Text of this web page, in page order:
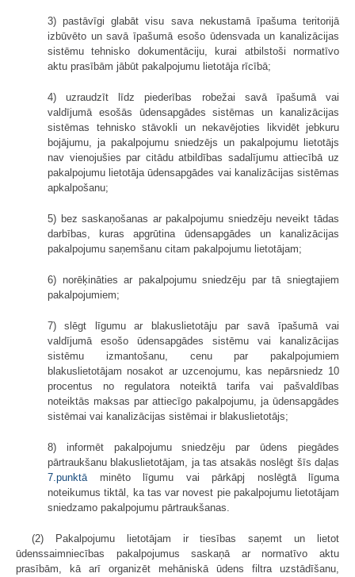
3) pastāvīgi glabāt visu sava nekustamā īpašuma teritorijā
izbūvēto un savā īpašumā esošo ūdensvada un kanalizācijas
sistēmu tehnisko dokumentāciju, kurai atbilstoši normatīvo
aktu prasībām jābūt pakalpojumu lietotāja rīcībā;
4) uzraudzīt līdz piederības robežai savā īpašumā vai
valdījumā esošās ūdensapgādes sistēmas un kanalizācijas
sistēmas tehnisko stāvokli un nekavējoties likvidēt jebkuru
bojājumu, ja pakalpojumu sniedzējs un pakalpojumu lietotājs
nav vienojušies par citādu atbildības sadalījumu attiecībā uz
pakalpojumu lietotāja ūdensapgādes vai kanalizācijas sistēmas
apkalpošanu;
5) bez saskaņošanas ar pakalpojumu sniedzēju neveikt tādas
darbības, kuras apgrūtina ūdensapgādes un kanalizācijas
pakalpojumu saņemšanu citam pakalpojumu lietotājam;
6) norēķināties ar pakalpojumu sniedzēju par tā sniegtajiem
pakalpojumiem;
7) slēgt līgumu ar blakuslietotāju par savā īpašumā vai
valdījumā esošo ūdensapgādes sistēmu vai kanalizācijas
sistēmu izmantošanu, cenu par pakalpojumiem
blakuslietotājam nosakot ar uzcenojumu, kas nepārsniedz 10
procentus no regulatora noteiktā tarifa vai pašvaldības
noteiktās maksas par attiecīgo pakalpojumu, ja ūdensapgādes
sistēmai vai kanalizācijas sistēmai ir blakuslietotājs;
8) informēt pakalpojumu sniedzēju par ūdens piegādes
pārtraukšanu blakuslietotājam, ja tas atsakās noslēgt šīs daļas
7.punktāminēto līgumu vai pārkāpj noslēgtā līguma
noteikumus tiktāl, ka tas var novest pie pakalpojumu lietotājam
sniedzamo pakalpojumu pārtraukšanas.
(2) Pakalpojumu lietotājam ir tiesības saņemt un lietot
ūdenssaimniecības pakalpojumus saskaņā ar normatīvo aktu
prasībām, kā arī organizēt mehāniskā ūdens filtra uzstādīšanu,